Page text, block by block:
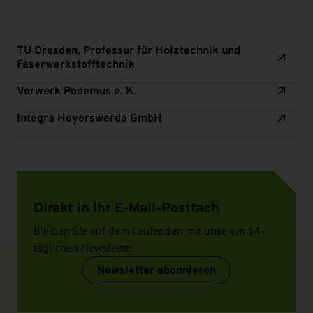
TU Dresden, Professur für Holztechnik und
Faserwerkstofftechnik
Vorwerk Podemus e. K.
Integra Hoyerswerda GmbH
Direkt in Ihr E-Mail-Postfach
Bleiben Sie auf dem Laufenden mit unserem 14-
täglichen Newsletter
Newsletter abonnieren